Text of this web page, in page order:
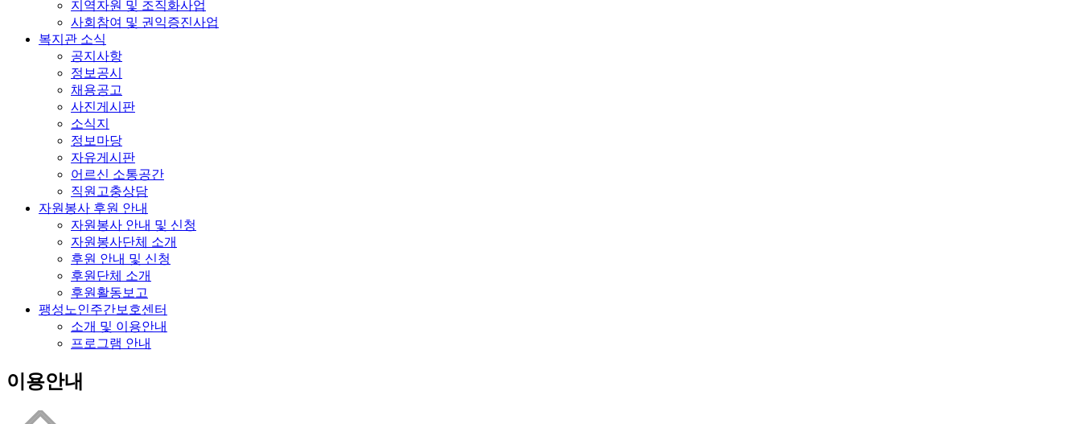
지역자원 및 조직화사업
사회참여 및 권익증진사업
복지관 소식
공지사항
정보공시
채용공고
사진게시판
소식지
정보마당
자유게시판
어르신 소통공간
직원고충상담
자원봉사 후원 안내
자원봉사 안내 및 신청
자원봉사단체 소개
후원 안내 및 신청
후원단체 소개
후원활동보고
팽성노인주간보호센터
소개 및 이용안내
프로그램 안내
이용안내